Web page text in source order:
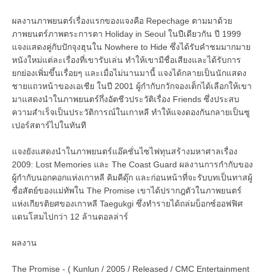
ผลงานภาพยนตร์เรื่องแรกของแจงคือ Repechage ตามมาด้วย
ภาพยนตร์ภาพตระการตา Holiday in Seoul ในปีเดียวกัน ปี 1999
แจงแสดงคู่กับปักจุงฮุนใน Nowhere to Hide ซึ่งได้รับคำชมมากมาย
หนังใหม่แต่ละเรื่องที่เขารับเล่น ทำให้เขามีชื่อเสียงและได้รับการ
ยกย่องเพิ่มขึ้นเรื่อยๆ และเมื่อไม่นานมานี้ แจงได้กลายเป็นนักแสดง
ชายแถวหน้าของเอเชีย ในปี 2001 ผู้กำกับกวักจองเต็กได้เลือกให้เขา
มาแสดงนำในภาพยนตร์กึ่งอัตชีวประวัติเรื่อง Friends ซึ่งประสบ
ความสำเร็จเป็นประวัติการณ์ในเกาหลี ทำให้แจงดองกันกลายเป็นซู
เปอร์สตาร์ไปในทันที
แจงยังแสดงนำในภาพยนตร์แอ๊คชั่นไซไฟทุนสร้างมหาศาลเรื่อง
2009: Lost Memories และ The Coast Guard ผลงานการกำกับของ
ผู้กำกับนอกคอกแห่งเกาหลี คิมคีดุ๊ก และก่อนหน้าที่จะรับบทเป็นทาสผู้
ซื่อสัตย์ของแม่ทัพใน The Promise เขาได้ปรากฎตัวในภาพยนตร์
แห่งเกียรติยศของเกาหลี Taegukgi ซึ่งทำรายได้ถล่มบ็อกซ์ออฟฟิศ
แดนโสมไปกว่า 12 ล้านดอลล่าร์
ผลงาน
The Promise - ( Kunlun / 2005 / Released / CMC Entertainment